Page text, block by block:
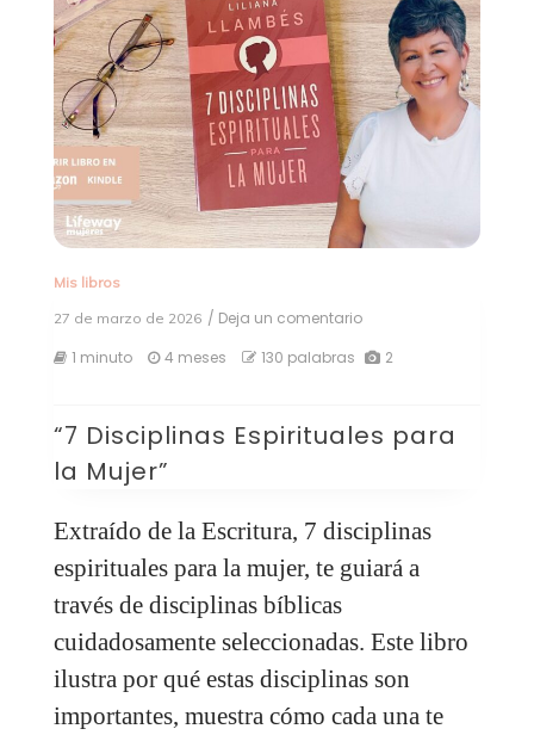
Mis libros
27 de marzo de 2026 / Deja un comentarioen
Disciplinas
Mujer”
1 minuto 4 meses 130 palabras 2
“7 Disciplinas Espirituales para
la Mujer”
Extraído de la Escritura, 7 disciplinas
espirituales para la mujer, te guiará a
través de disciplinas bíblicas
cuidadosamente seleccionadas. Este libro
ilustra por qué estas disciplinas son
importantes, muestra cómo cada una te